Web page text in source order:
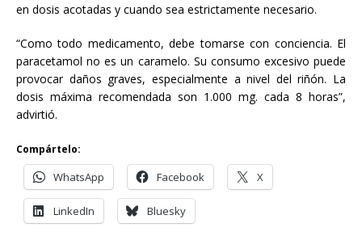
en dosis acotadas y cuando sea estrictamente necesario.
“Como todo medicamento, debe tomarse con conciencia. El
paracetamol no es un caramelo. Su consumo excesivo puede
provocar daños graves, especialmente a nivel del riñón. La
dosis máxima recomendada son 1.000 mg. cada 8 horas”,
advirtió.
Compártelo:
WhatsApp Facebook X
LinkedIn Bluesky